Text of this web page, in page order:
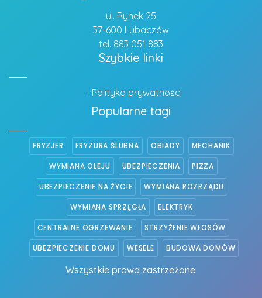
ul. Rynek 25
37-600 Lubaczów
tel. 883 051 883
Szybkie linki
- Polityka prywatności
Popularne tagi
FRYZJER FRYZURA ŚLUBNA OBIADY MECHANIK
WYMIANA OLEJU UBEZPIECZENIA PIZZA
UBEZPIECZENIE NA ŻYCIE WYMIANA ROZRZĄDU
WYMIANA SPRZĘGŁA ELEKTRYK
CENTRALNE OGRZEWANIE STRZYŻENIE WŁOSÓW
UBEZPIECZENIE DOMU WESELE BUDOWA DOMÓW
Wszystkie prawa zastrzeżone.